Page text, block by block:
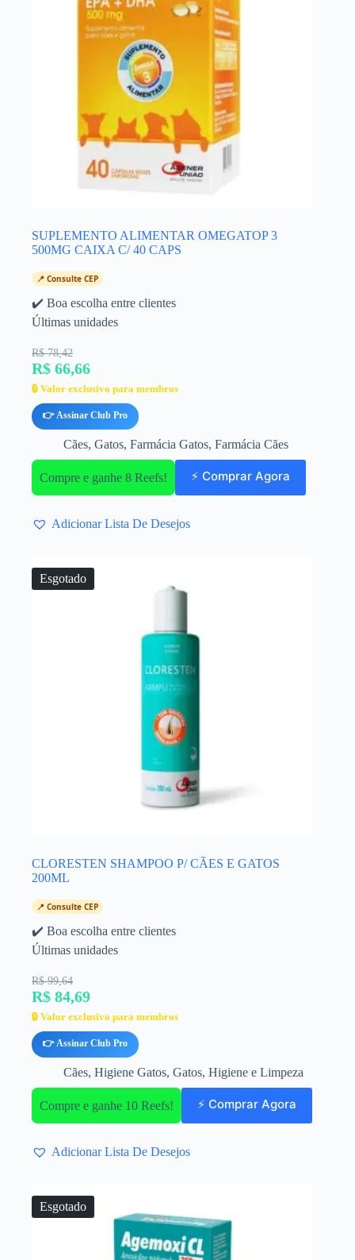
SUPLEMENTO ALIMENTAR OMEGATOP 3
500MG CAIXA C/ 40 CAPS
📍 Consulte CEP
✔️ Boa escolha entre clientes
Últimas unidades
R$ 78,42
R$ 66,66
🔒 Valor exclusivo para membros
👉 Assinar Club Pro
Cães, Gatos, Farmácia Gatos, Farmácia Cães
Compre e ganhe 8 Reefs! ⚡ Comprar Agora
Adicionar Lista De Desejos
Esgotado
CLORESTEN SHAMPOO P/ CÃES E GATOS
200ML
📍 Consulte CEP
✔️ Boa escolha entre clientes
Últimas unidades
R$ 99,64
R$ 84,69
🔒 Valor exclusivo para membros
👉 Assinar Club Pro
Cães, Higiene Gatos, Gatos, Higiene e Limpeza
Compre e ganhe 10 Reefs! ⚡ Comprar Agora
Adicionar Lista De Desejos
Esgotado